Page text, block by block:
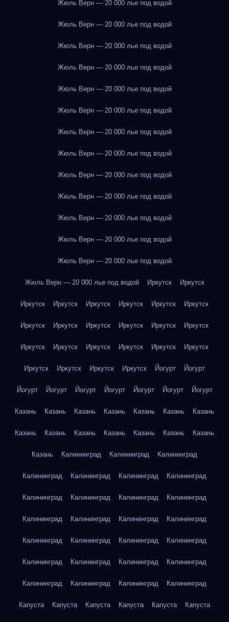
Жюль Верн — 20 000 лье под водой
Жюль Верн — 20 000 лье под водой
Жюль Верн — 20 000 лье под водой
Жюль Верн — 20 000 лье под водой
Жюль Верн — 20 000 лье под водой
Жюль Верн — 20 000 лье под водой
Жюль Верн — 20 000 лье под водой
Жюль Верн — 20 000 лье под водой
Жюль Верн — 20 000 лье под водой
Жюль Верн — 20 000 лье под водой
Жюль Верн — 20 000 лье под водой
Жюль Верн — 20 000 лье под водой
Жюль Верн — 20 000 лье под водой
Жюль Верн — 20 000 лье под водой Иркутск Иркутск
Иркутск Иркутск Иркутск Иркутск Иркутск Иркутск
Иркутск Иркутск Иркутск Иркутск Иркутск Иркутск
Иркутск Иркутск Иркутск Иркутск Иркутск Иркутск
Иркутск Иркутск Иркутск Иркутск Йогурт Йогурт
Йогурт Йогурт Йогурт Йогурт Йогурт Йогурт Йогурт
Казань Казань Казань Казань Казань Казань Казань
Казань Казань Казань Казань Казань Казань Казань
Казань Калининград Калининград Калининград
Калининград Калининград Калининград Калининград
Калининград Калининград Калининград Калининград
Калининград Калининград Калининград Калининград
Калининград Калининград Калининград Калининград
Калининград Калининград Калининград Калининград
Калининград Калининград Калининград Калининград
Капуста Капуста Капуста Капуста Капуста Капуста